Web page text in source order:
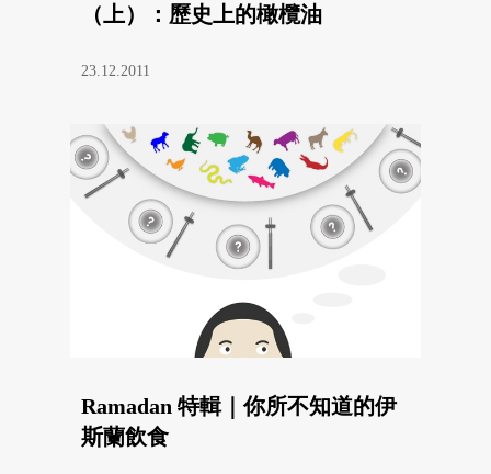
（上）：歷史上的橄欖油
23.12.2011
Ramadan 特輯｜你所不知道的伊
斯蘭飲食